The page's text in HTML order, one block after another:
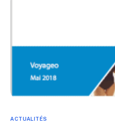
ACTUALITÉS